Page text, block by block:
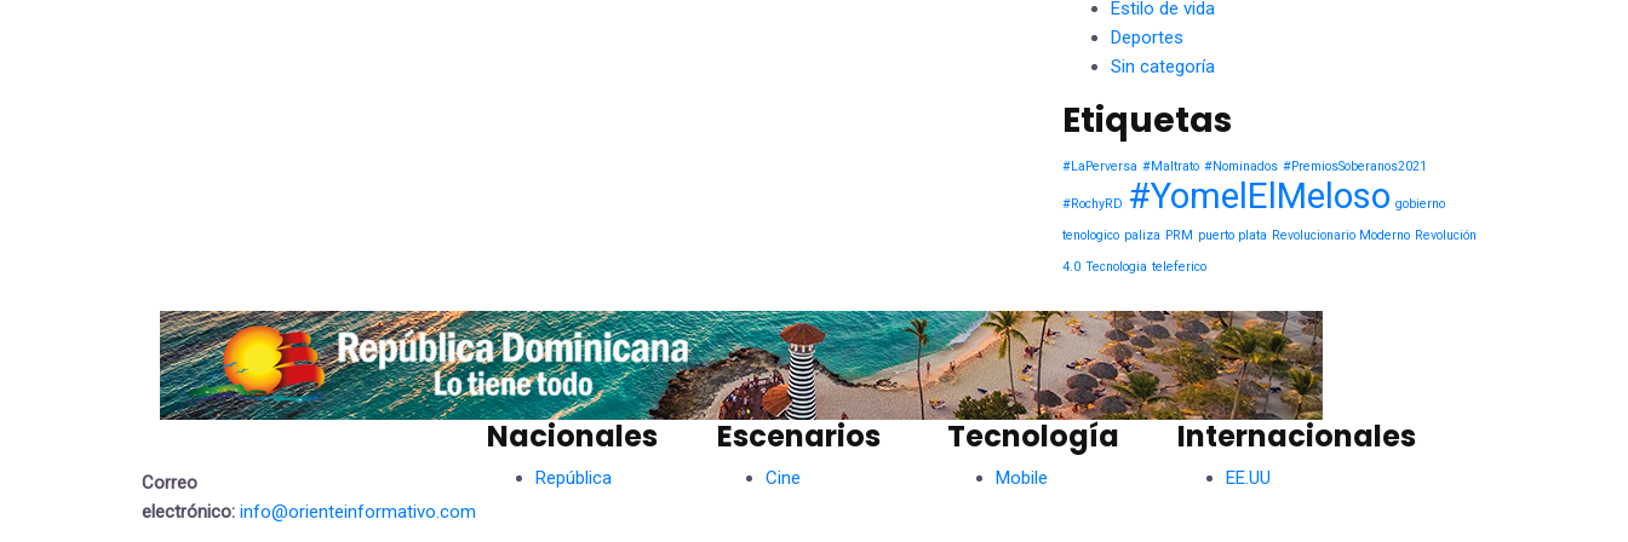
Estilo de vida
Deportes
Sin categoría
Etiquetas
#LaPerversa #Maltrato #Nominados #PremiosSoberanos2021
#RochyRD #YomelElMeloso gobierno
tenologico paliza PRM puerto plata Revolucionario Moderno Revolución
4.0 Tecnologia teleferico
Correo
electrónico: info@orienteinformativo.com
Nacionales
República
Escenarios
Cine
Tecnología
Mobile
Internacionales
EE.UU